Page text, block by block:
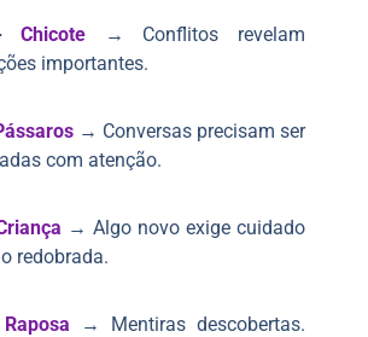
Chicote
→ Conflitos revelam
importantes.
→ Conversas precisam ser
com atenção.
→ Algo novo exige cuidado
redobrada.
Raposa
→ Mentiras descobertas.